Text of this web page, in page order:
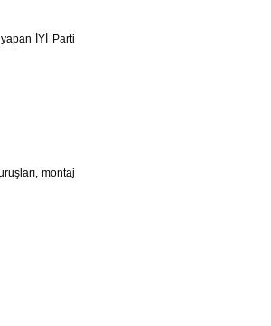
yapan İYİ Parti
montaj